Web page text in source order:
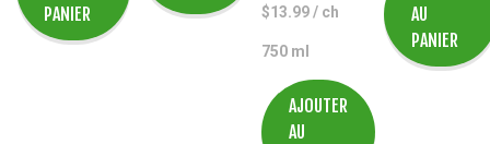
PANIER
$13.99/ ch
750 ml
AJOUTER
AU
AU
PANIER